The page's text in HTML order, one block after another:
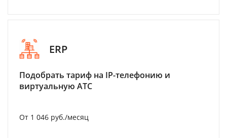
ERP
Подобрать тариф на IP-телефонию и
виртуальную АТС
От 1 046 руб./месяц